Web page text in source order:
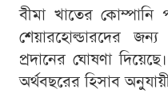
বীমা খাতের কোম্পানি
শেয়ারহোল্ডারদের
প্রদানের ঘোষণা
অর্থবছরের হিসাব